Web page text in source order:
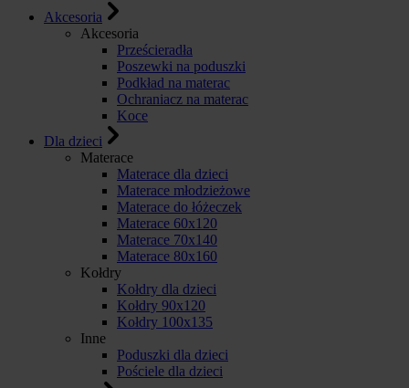
Akcesoria
Akcesoria
Prześcieradła
Poszewki na poduszki
Podkład na materac
Ochraniacz na materac
Koce
Dla dzieci
Materace
Materace dla dzieci
Materace młodzieżowe
Materace do łóżeczek
Materace 60x120
Materace 70x140
Materace 80x160
Kołdry
Kołdry dla dzieci
Kołdry 90x120
Kołdry 100x135
Inne
Poduszki dla dzieci
Pościele dla dzieci